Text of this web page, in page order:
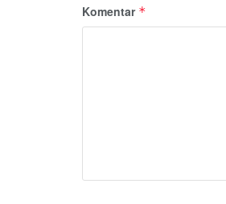
Komentar *